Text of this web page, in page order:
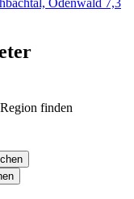
Odenwald 7,3
finden